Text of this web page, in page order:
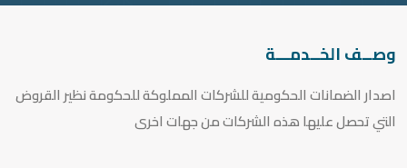
وصــف الخــدمـــة
اصدار الضمانات الحكومية للشركات المملوكة للحكومة نظير القروض
التي تحصل عليها هذه الشركات من جهات اخرى